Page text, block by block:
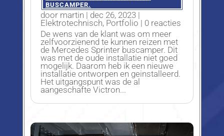
BUSCAMPER.
door martin | dec 26, 2023|
Elektrotechnisch, Portfolio | 0 reacties
De wens van de klant was om meer
zelfvoorzienend te kunnen reizen met
de Mercedes Sprinter buscamper. Dit
was met de oude installatie niet goed
mogelijk. Daarom heb ik een nieuwe
installatie ontworpen en geinstalleerd.
Het uitgangspunt was de al
aangeschafte Victron...